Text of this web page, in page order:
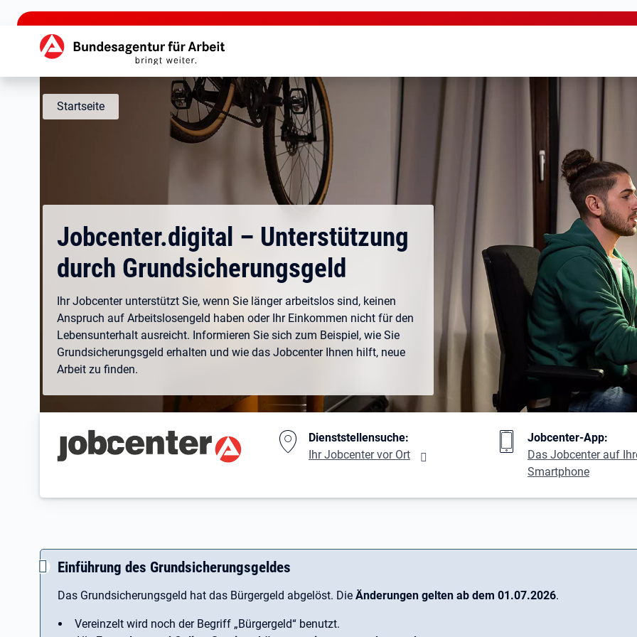
zu den Hauptinhalten springen
Hauptnavigation
Startseite
Jobcenter.digital – Unterstützung
durch Grundsicherungsgeld
Ihr Jobcenter unterstützt Sie, wenn Sie länger arbeitslos sind, keinen
Anspruch auf Arbeitslosengeld haben oder Ihr Einkommen nicht für den
Lebensunterhalt ausreicht. Informieren Sie sich zum Beispiel, wie Sie
Grundsicherungsgeld erhalten und wie das Jobcenter Ihnen hilft, neue
Arbeit zu finden.
Branding-Bereich BeschreibungDienststellensuche:
Ihr Jobcenter vor Ort
Jobcenter-App:
Das Jobcenter auf
Smartphone
Einführung des Grundsicherungsgeldes
Das Grundsicherungsgeld hat das Bürgergeld abgelöst. Die Änderungen gelten ab dem 01.07.2026.
Vereinzelt wird noch der Begriff ­„Bürgergeld“ benutzt.